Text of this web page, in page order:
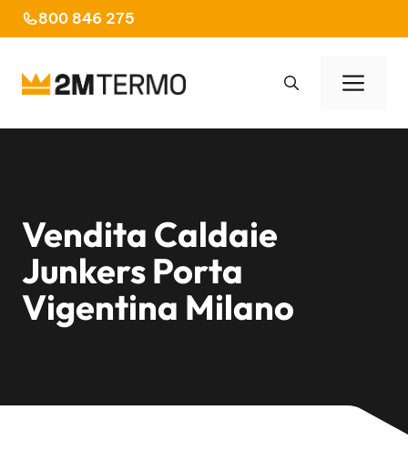
al
800 846 275
Vendita Caldaie
Junkers Porta
Vigentina Milano